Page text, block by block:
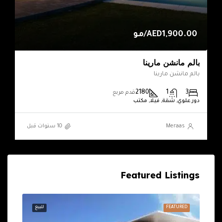
AED1,900.00/مو
بالم مانشن مارينا
بالم مانشن مارينا
3
1
2180قدم مربع
دور علوي, شقة, فيلا, مكتب
Meraas
Featured Listings
للبيع FEATURED